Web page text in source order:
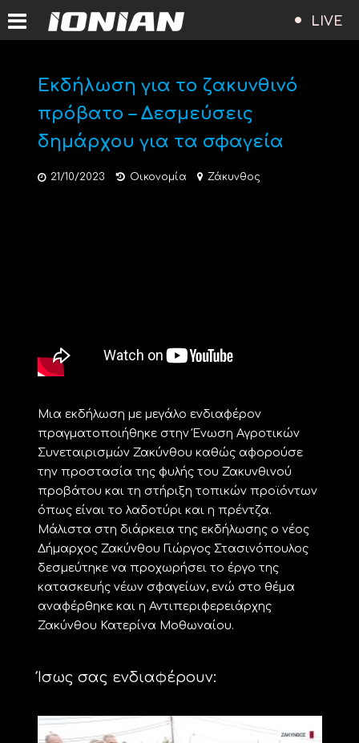
LIVE
Εκδήλωση για το ζακυνθινό
πρόβατο – Δεσμεύσεις
δημάρχου για τα σφαγεία
21/10/2023 Οικονομία Ζάκυνθος
Μια εκδήλωση με μεγάλο ενδιαφέρον
πραγματοποιήθηκε στην Ένωση Αγροτικών
Συνεταιρισμών Ζακύνθου καθώς αφορούσε
την προστασία της φυλής του Ζακυνθινού
προβάτου και τη στήριξη τοπικών προϊόντων
όπως είναι το λαδοτύρι και η πρέντζα.
Μάλιστα στη διάρκεια της εκδήλωσης ο νέος
Δήμαρχος Ζακύνθου Γιώργος Στασινόπουλος
δεσμεύτηκε να προχωρήσει το έργο της
κατασκευής νέων σφαγείων, ενώ στο θέμα
αναφέρθηκε και η Αντιπεριφερειάρχης
Ζακύνθου Κατερίνα Μοθωναίου.
Ίσως σας ενδιαφέρουν: